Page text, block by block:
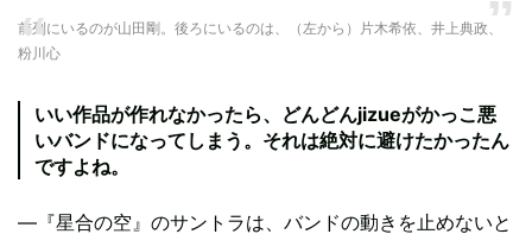
前列にいるのが山田剛。後ろにいるのは、（左から）片木希依、井上典政、
粉川心
いい作品が作れなかったら、どんどんjizueがかっこ悪
いバンドになってしまう。それは絶対に避けたかったん
ですよね。
―『星合の空』のサントラは、バンドの動きを止めないと